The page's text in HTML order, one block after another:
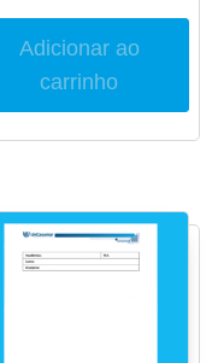
Adicionar ao
carrinho